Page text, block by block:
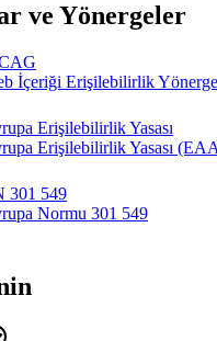
ve Yönergeler
İçeriği Erişilebilirlik
Erişilebilirlik Yasası
Erişilebilirlik Yasası
301 549
Normu 301 549